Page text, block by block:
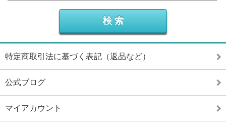
特定商取引法に基づく表記（返品など）
公式ブログ
マイアカウント